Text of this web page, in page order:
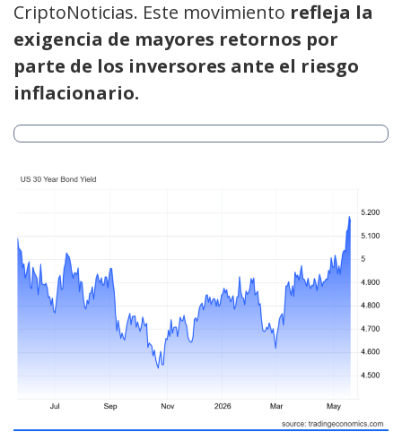
CriptoNoticias. Este movimiento refleja la
exigencia de mayores retornos por
parte de los inversores ante el riesgo
inflacionario.